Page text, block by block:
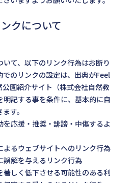
クについて
て、以下のリンク行為はお断り
でのリンクの設定は、出典がFeel
園紹介サイト（株式会社自然教
記する事を条件に、基本的に自
す。
応援・推奨・誹謗・中傷するよ
るウェブサイトへのリンク行為
誤解を与えるリンク行為
しく低下させる可能性のある利